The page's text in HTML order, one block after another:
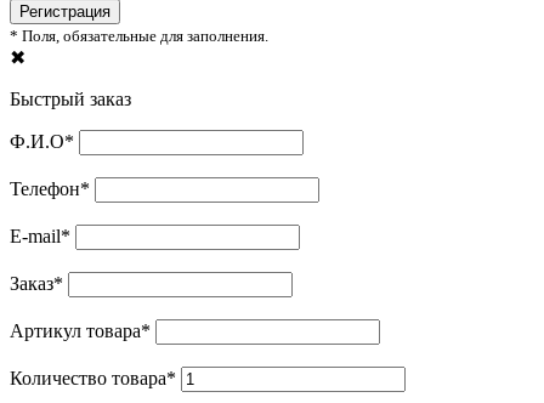
* Поля, обязательные для заполнения.
✖
Быстрый заказ
Ф.И.О*
Телефон*
E-mail*
Заказ*
Артикул товара*
Количество товара*